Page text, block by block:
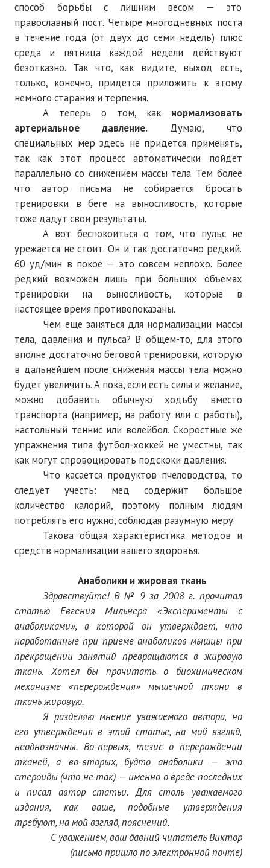
способ борьбы с лишним весом — это
православный пост. Четыре многодневных поста
в течение года (от двух до семи недель) плюс
среда и пятница каждой недели действуют
безотказно. Так что, как видите, выход есть,
только, конечно, придется приложить к этому
немного старания и терпения.
А теперь о том, как нормализовать
артериальное давление. Думаю, что
специальных мер здесь не придется применять,
так как этот процесс автоматически пойдет
параллельно со снижением массы тела. Тем более
что автор письма не собирается бросать
тренировки в беге на выносливость, которые
тоже дадут свои результаты.
А вот беспокоиться о том, что пульс не
урежается не стоит. Он и так достаточно редкий.
60 уд/мин в покое — это совсем неплохо. Более
редкий возможен лишь при больших объемах
тренировки на выносливость, которые в
настоящее время противопоказаны.
Чем еще заняться для нормализации массы
тела, давления и пульса? В общем-то, для этого
вполне достаточно беговой тренировки, которую
в дальнейшем после снижения массы тела можно
будет увеличить. А пока, если есть силы и желание,
можно добавить обычную ходьбу вместо
транспорта (например, на работу или с работы),
настольный теннис или волейбол. Скоростные же
упражнения типа футбол-хоккей не уместны, так
как могут спровоцировать подскоки давления.
Что касается продуктов пчеловодства, то
следует учесть: мед содержит большое
количество калорий, поэтому полным людям
потреблять его нужно, соблюдая разумную меру.
Такова общая характеристика методов и
средств нормализации вашего здоровья.
Анаболики и жировая ткань
Здравствуйте! В № 9 за 2008 г. прочитал
статью Евгения Мильнера «Эксперименты с
анаболиками», в которой он утверждает, что
наработанные при приеме анаболиков мышцы при
прекращении занятий превращаются в жировую
ткань. Хотел бы прочитать о биохимическом
механизме «перерождения» мышечной ткани в
ткань жировую.
Я разделяю мнение уважаемого автора, но
его утверждения в этой статье, на мой взгляд,
неоднозначны. Во-первых, тезис о перерождении
тканей, а во-вторых, будто анаболики — это
стероиды (что не так) — именно о вреде последних
и писал автор статьи. Для столь уважаемого
издания, как ваше, подобные утверждения
требуют, на мой взгляд, пояснений.
С уважением, ваш давний читатель Виктор
(письмо пришло по электронной почте)